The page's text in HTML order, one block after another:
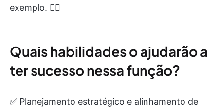
exemplo. 👇🏼
Quais habilidades o ajudarão a
ter sucesso nessa função?
✅ Planejamento estratégico e alinhamento de